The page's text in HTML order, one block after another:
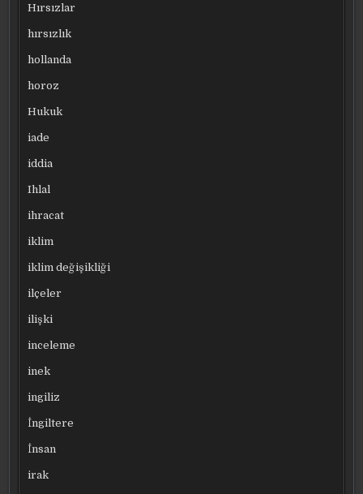
Hırsızlar
hırsızlık
hollanda
horoz
Hukuk
iade
iddia
Ihlal
ihracat
iklim
iklim değişikliği
ilçeler
ilişki
inceleme
inek
ingiliz
İngiltere
İnsan
irak